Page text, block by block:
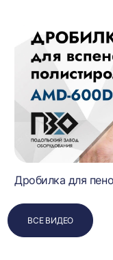
Дробилка для
ВСЕ ВИДЕО